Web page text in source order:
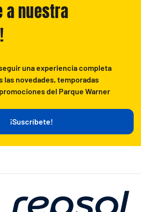
a nuestra
una experiencia completa
las novedades, temporadas
del Parque Warner
¡Suscríbete!